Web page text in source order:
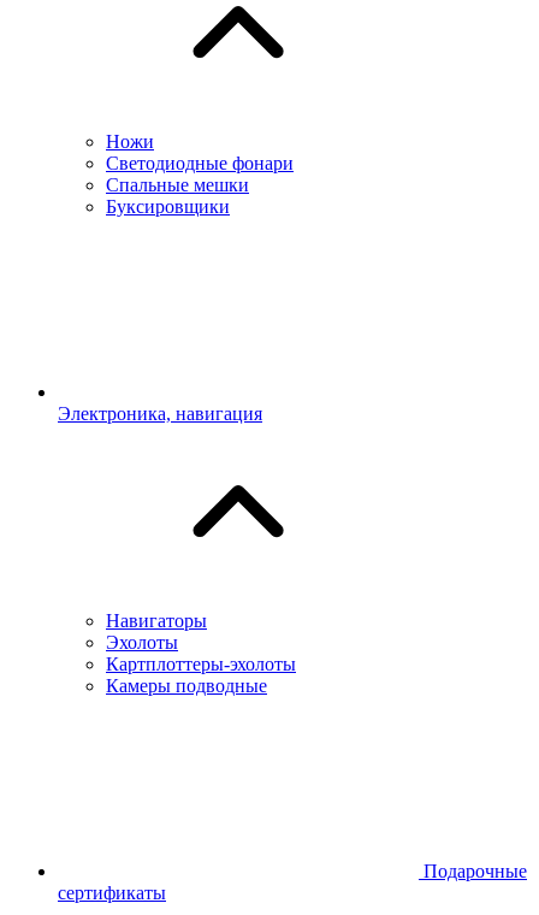
Ножи
Светодиодные фонари
Спальные мешки
Буксировщики
Электроника, навигация
Навигаторы
Эхолоты
Картплоттеры-эхолоты
Камеры подводные
Подарочные
сертификаты